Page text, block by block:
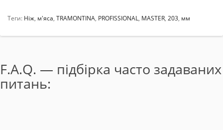
Теги: Ніж, м'яса, TRAMONTINA, PROFISSIONAL, MASTER, 203, мм
F.A.Q. — підбірка часто задаваних
питань: